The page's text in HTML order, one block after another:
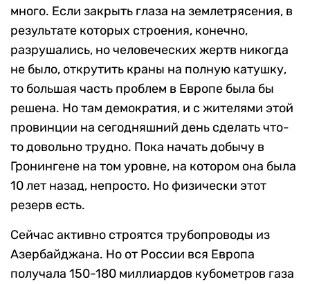
много. Если закрыть глаза на землетрясения, в
результате которых строения, конечно,
разрушались, но человеческих жертв никогда
не было, открутить краны на полную катушку,
то большая часть проблем в Европе была бы
решена. Но там демократия, и с жителями этой
провинции на сегодняшний день сделать что-
то довольно трудно. Пока начать добычу в
Гронингене на том уровне, на котором она была
10 лет назад, непросто. Но физически этот
резерв есть.
Сейчас активно строятся трубопроводы из
Азербайджана. Но от России вся Европа
получала 150-180 миллиардов кубометров газа